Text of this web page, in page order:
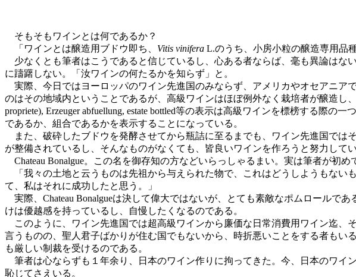
そもそもワインとは何であるか？
「ワインとは醸造用ブドウ即ち、 Vitis vinifera L.のうち、小房小粒の醸造専用品
少なくとも筆者はこうであると信じているし、心ある者ならば、毫も異論はな
に躊躇しない。「汝ワインの何たるかを知らず」と。
実際、今日ではヨーロッパのワイン先進国のみならず、アメリカやオセアニア
のはその地域内ということであるが、高級ワインはほぼ例外なく栽培者が醸造し
propriete), Erzeuger abfuellung, estate bottled等の表示は高級ワインを標榜する際
であるか、組合であるかを表示することになっている。
また、破砕したブドウを発酵させてから瓶詰に至るまでも、ワイン先進国では
が整備されているし、そんなものがなくても、皆良いワインを作ろうと努力してい
Chateau Bonalgue。この名を御存知の方などいらっしゃるまい。実は筆者が初
「我々の土地と云うものは先祖から与えられた物で、これはどうしようもない
て、私はそれに成功したと思う。」
実際、Chateau Bonalgueは決して偉大ではないが、とても素敵なポムロールで
けは優越感を持っているし、自慢したくなるのである。
このように、ワイン先進国では超高級ワインから廉価な日常消費用ワイン迄、
言うものの、聖人君子ばかりが住む国でもないから、時折悪いことをする者も
も厳しい制裁を受けるのである。
筆者は心ならずも１年余り、日本のワイン作りに拘ってきた。今、日本のワイ
恥じてさえいる。